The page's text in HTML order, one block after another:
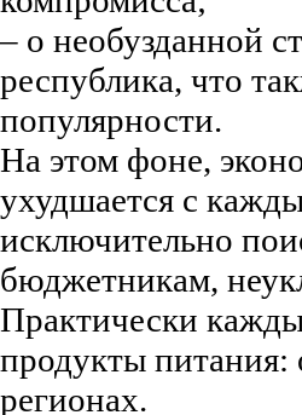
– о необузданной
республика, что
популярности.
На этом фоне,
ухудшается с
исключительно
бюджетникам,
Практически
продукты
регионах.